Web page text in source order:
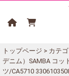
トップページ > カテゴ
デニム）SAMBA コッ
ツ/CA5710